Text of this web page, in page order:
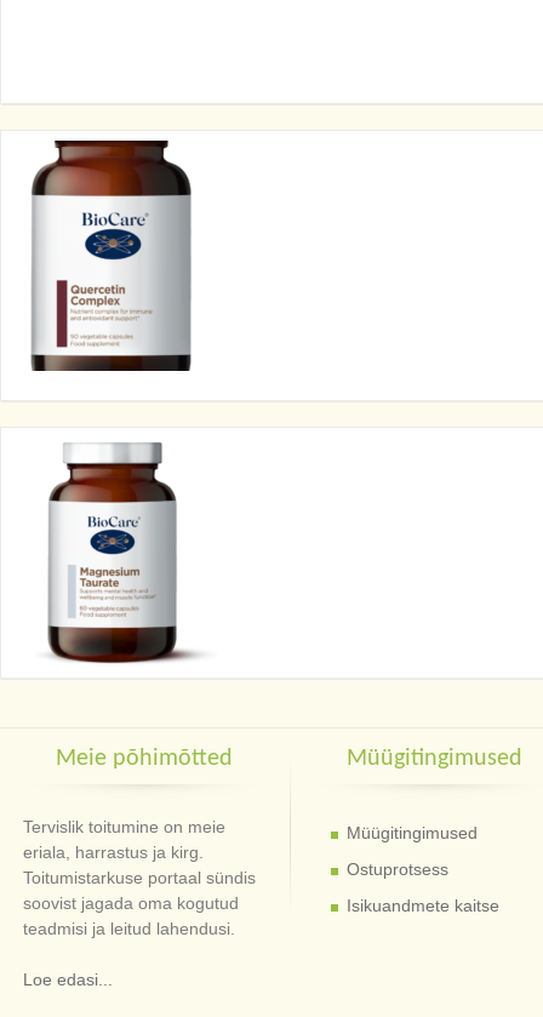
Meie põhimõtted
Tervislik toitumine on meie
eriala, harrastus ja kirg.
Toitumistarkuse portaal sündis
soovist jagada oma kogutud
teadmisi ja leitud lahendusi.
Loe edasi...
Müügitingimused
Müügitingimused
Ostuprotsess
Isikuandmete kaitse